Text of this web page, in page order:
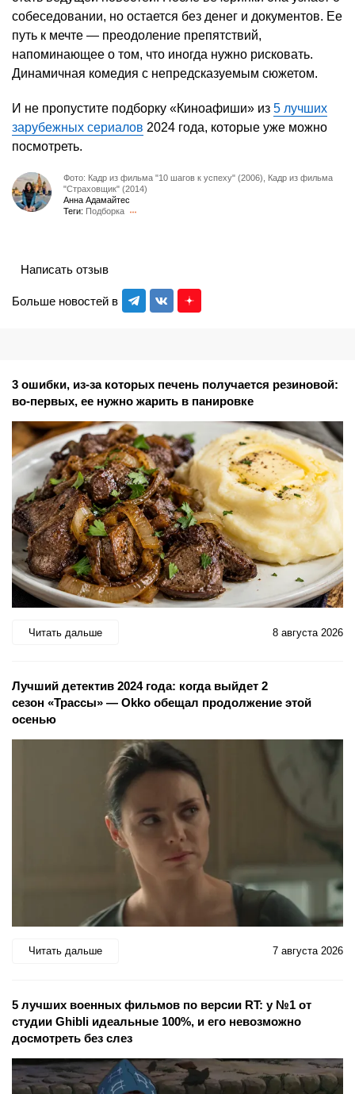
собеседовании, но остается без денег и документов. Ее
путь к мечте — преодоление препятствий,
напоминающее о том, что иногда нужно рисковать.
Динамичная комедия с непредсказуемым сюжетом.
И не пропустите подборку «Киноафиши» из 5 лучших
зарубежных сериалов 2024 года, которые уже можно
посмотреть.
Фото: Кадр из фильма "10 шагов к успеху" (2006), Кадр из фильма
"Страховщик" (2014)
Анна Адамайтес
Теги: Подборка
Больше новостей в
Написать отзыв
3 ошибки, из-за которых печень получается резиновой:
во-первых, ее нужно жарить в панировке
Читать дальше 8 августа 2026
Лучший детектив 2024 года: когда выйдет 2
сезон «Трассы» — Okko обещал продолжение этой
осенью
Читать дальше 7 августа 2026
5 лучших военных фильмов по версии RT: у №1 от
студии Ghibli идеальные 100%, и его невозможно
досмотреть без слез